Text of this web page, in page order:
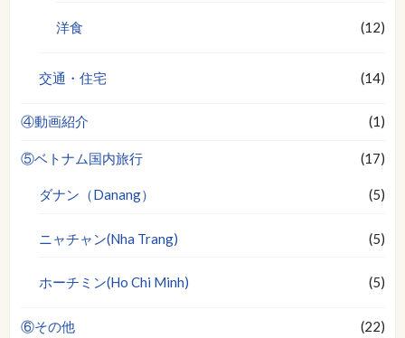
洋食 (12)
交通・住宅 (14)
④動画紹介 (1)
⑤ベトナム国内旅行 (17)
ダナン（Danang） (5)
ニャチャン(Nha Trang) (5)
ホーチミン(Ho Chi Minh) (5)
⑥その他 (22)